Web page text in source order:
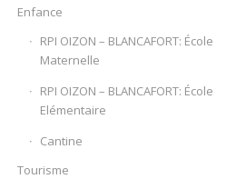
Enfance
RPI OIZON – BLANCAFORT: École
Maternelle
RPI OIZON – BLANCAFORT: École
Elémentaire
Cantine
Tourisme